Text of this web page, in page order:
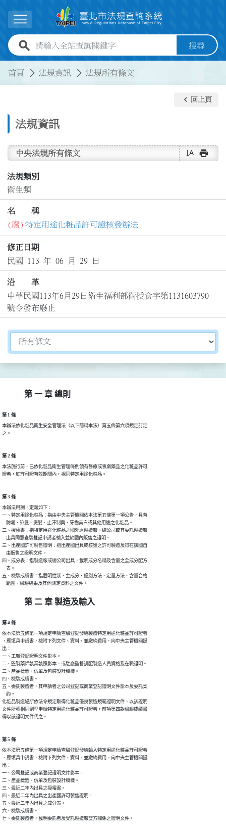
展開選單
全站查詢關鍵字欄位 搜尋
首頁 法規資訊 法規所有條文
法規資訊
keyboard_arrow_left 回上頁
中央法規所有條文 text_rotate_vertical print
法規類別
衛生類
名 稱
(廢) 特定用途化粧品許可證核發辦法
修正日期
民國 113 年 06 月 29 日
沿 革
中華民國113年6月29日衛生福利部衛授食字第1131603790
號令發布廢止
切換選擇法規資訊內容
第 一 章 總則
第 1 條
本辦法依化粧品衛生安全管理法（以下簡稱本法）第五條第六項規定訂定
之。
第 2 條
本法施行前，已依化粧品衛生管理條例領有醫療或毒劇藥品之化粧品許可
證者，於許可證有效期間內，視同特定用途化粧品。
第 3 條
本辦法用詞，定義如下：
一、特定用途化粧品：指由中央主管機關依本法第五條第一項公告，具有
    防曬、染髮、燙髮、止汗制臭、牙齒美白或其他用途之化粧品。
二、授權書：指特定用途化粧品之國外原製造廠、總公司或其委託製造廠
    出具同意查驗登記申請者輸入並於國內販售之證明。
三、出產國許可製售證明：指出產國出具或核簽之許可製造及得在該國自
    由販售之證明文件。
四、成分表：指製造廠或總公司出具，載明成分名稱及含量之全成分配方
    表。
五、檢驗成績書：指載明性狀、主成分、鑑別方法、定量方法、含量合格
    範圍、檢驗結果及其他測定資料之文件。
第 二 章 製造及輸入
第 4 條
依本法第五條第一項規定申請查驗登記發給製造特定用途化粧品許可證者
，應填具申請書，檢附下列文件、資料，並繳納費用，向中央主管機關提
出：
一、工廠登記證明文件影本。
二、監製藥師執業執照影本，或駐廠監督調配製造人員資格及在職證明。
三、產品標籤、仿單及包裝設計稿樣。
四、檢驗成績書。
五、委託製造者，其申請者之公司登記或商業登記證明文件影本及委託契
    約。
化粧品製造場所依法令規定取得化粧品優良製造規範證明文件，以該證明
文件所載相同劑型申請特定用途化粧品許可證者，前項第四款檢驗成績書
得以該證明文件代之。
第 5 條
依本法第五條第一項規定申請查驗登記發給輸入特定用途化粧品許可證者
，應填具申請書，檢附下列文件、資料，並繳納費用，向中央主管機關提
出：
一、公司登記或商業登記證明文件影本。
二、產品標籤、仿單及包裝設計稿樣。
三、最近二年內出具之授權書。
四、最近二年內出具之出產國許可製售證明。
五、最近二年內出具之成分表。
六、檢驗成績書。
七、委託製造者，載明委託者及受託製造廠雙方關係之證明文件。